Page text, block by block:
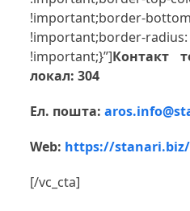
!important;border-
!important;}”]Контакт
локал: 304
Ел. пошта:
Web: https://stanari.biz/
[/vc_cta]